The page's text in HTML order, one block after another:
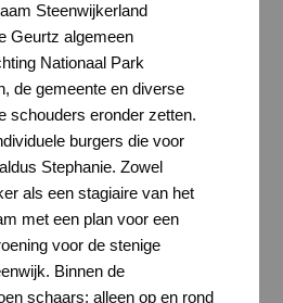
Steenwijkerland
Geurtz algemeen
Nationaal Park
de gemeente en diverse
schouders eronder zetten.
burgers die voor
Stephanie. Zowel
als een stagiaire van het
met een plan voor een
voor de stenige
Binnen de
schaars; alleen op en rond